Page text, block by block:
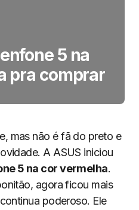
5 na
pra comprar
mas não é fã do preto e
A ASUS iniciou
5 na cor vermelha.
agora ficou mais
poderoso. Ele